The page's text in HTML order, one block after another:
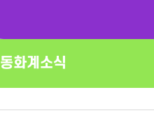
동화계소식